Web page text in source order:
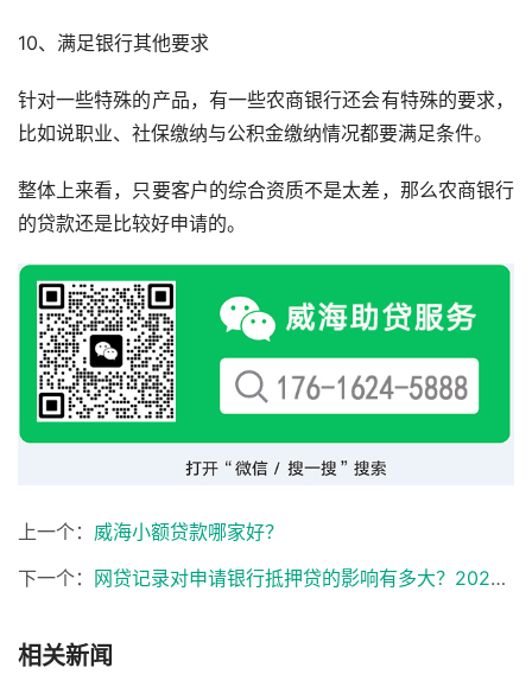
10、满足银行其他要求
针对一些特殊的产品，有一些农商银行还会有特殊的要求，
比如说职业、社保缴纳与公积金缴纳情况都要满足条件。
整体上来看，只要客户的综合资质不是太差，那么农商银行
的贷款还是比较好申请的。
上一个： 威海小额贷款哪家好？
下一个： 网贷记录对申请银行抵押贷的影响有多大？2026年最新解读
相关新闻